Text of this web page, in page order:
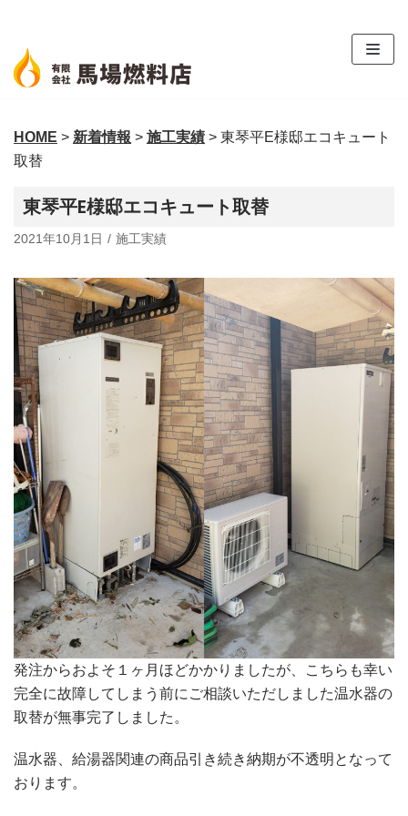
ン
テ
ン
へ
ス
ッ
プ
HOME > 新着情報 > 施工実績 > 東琴平E様邸エコキュート
取替
東琴平E様邸エコキュート取替
2021年10月1日 施工実績
発注からおよそ１ヶ月ほどかかりましたが、こちらも幸い
完全に故障してしまう前にご相談いただしました温水器の
取替が無事完了しました。
温水器、給湯器関連の商品引き続き納期が不透明となって
おります。